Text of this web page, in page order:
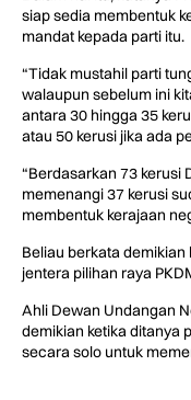
siap sedia membentuk
mandat kepada parti itu.
“Tidak mustahil parti
walaupun sebelum ini
antara 30 hingga 35
atau 50 kerusi jika ada
“Berdasarkan 73 kerusi
memenangi 37 kerusi
membentuk kerajaan
Beliau berkata
jentera pilihan raya
Ahli Dewan Undangan
demikian ketika ditanya
secara solo untuk